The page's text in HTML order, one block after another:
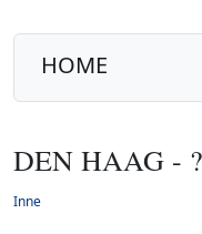
HOME
DEN HAAG -
Inne